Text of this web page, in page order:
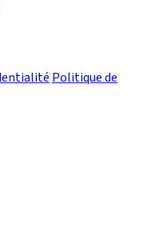
Politique de